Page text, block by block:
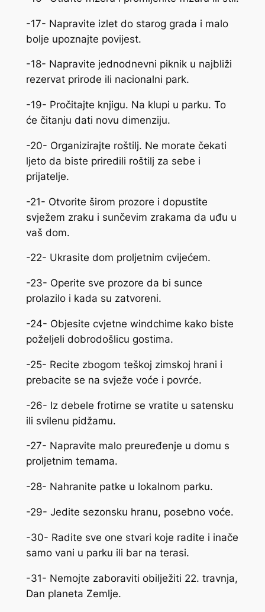
-17- Napravite izlet do starog grada i malo
bolje upoznajte povijest.
-18- Napravite jednodnevni piknik u najbliži
rezervat prirode ili nacionalni park.
-19- Pročitajte knjigu. Na klupi u parku. To
će čitanju dati novu dimenziju.
-20- Organizirajte roštilj. Ne morate čekati
ljeto da biste priredili roštilj za sebe i
prijatelje.
-21- Otvorite širom prozore i dopustite
svježem zraku i sunčevim zrakama da uđu u
vaš dom.
-22- Ukrasite dom proljetnim cvijećem.
-23- Operite sve prozore da bi sunce
prolazilo i kada su zatvoreni.
-24- Objesite cvjetne windchime kako biste
poželjeli dobrodošlicu gostima.
-25- Recite zbogom teškoj zimskoj hrani i
prebacite se na svježe voće i povrće.
-26- Iz debele frotirne se vratite u satensku
ili svilenu pidžamu.
-27- Napravite malo preuređenje u domu s
proljetnim temama.
-28- Nahranite patke u lokalnom parku.
-29- Jedite sezonsku hranu, posebno voće.
-30- Radite sve one stvari koje radite i inače
samo vani u parku ili bar na terasi.
-31- Nemojte zaboraviti obilježiti 22. travnja,
Dan planeta Zemlje.